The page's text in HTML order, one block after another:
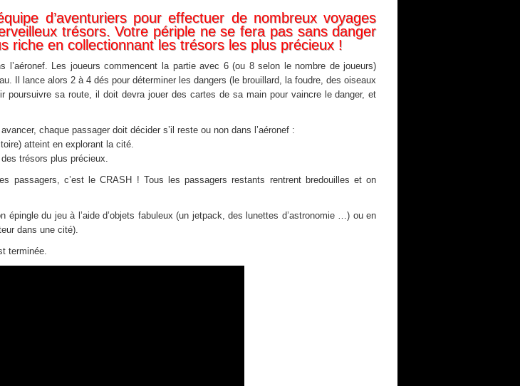
d’aventuriers pour effectuer de nombreux voyages
trésors. Votre périple ne se fera pas sans danger
riche en collectionnant les trésors les plus précieux !
l’aéronef. Les joueurs commencent la partie avec 6 (ou 8 selon le nombre de joueurs)
Il lance alors 2 à 4 dés pour déterminer les dangers (le brouillard, la foudre, des oiseaux
poursuivre sa route, il doit devra jouer des cartes de sa main pour vaincre le danger, et
chaque passager doit décider s’il reste ou non dans l’aéronef :
atteint en explorant la cité.
trésors plus précieux.
passagers, c’est le CRASH ! Tous les passagers restants rentrent bredouilles et on
du jeu à l’aide d’objets fabuleux (un jetpack, des lunettes d’astronomie …) ou en
dans une cité).
terminée.